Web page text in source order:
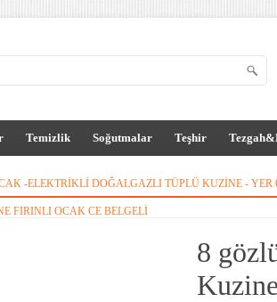
Temizlik Soğutmalar Teşhir
-ELEKTRIKLI DOĞALGAZLI TÜPLÜ KUZINE - YER
FIRINLI OCAK CE BELGELI
8